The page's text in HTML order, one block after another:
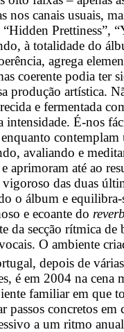
nos canais usuais,
Prettiness”,
à totalidade do
agrega
coerente podia ter
produção artística.
e fermentada
intensidade. É-nos
enquanto
avaliando e
aprimoram até ao
das duas
o álbum e
e ecoante do
da secção rítmica
O ambiente
depois de
é em 2004 na cena
familiar em que
passos concretos
a um ritmo